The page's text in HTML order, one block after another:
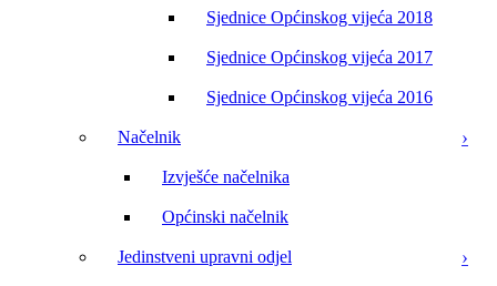
Sjednice Općinskog vijeća 2018
Sjednice Općinskog vijeća 2017
Sjednice Općinskog vijeća 2016
Načelnik
Izvješće načelnika
Općinski načelnik
Jedinstveni upravni odjel